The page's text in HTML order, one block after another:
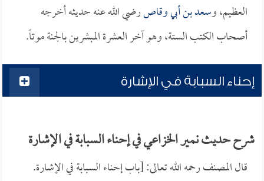
العظيم، وسعد بن أبي وقاصرضي الله عنه حديثه أخرجه
أصحاب الكتب الستة، وهو آخر العشرة المبشرين بالجنة موتاً.
إحناء السبابة في الإشارة
شرح حديث نمير الخزاعي في إحناء السبابة في الإشارة
قال المصنف رحمه الله تعالى: [باب إحناء السبابة في الإشارة.